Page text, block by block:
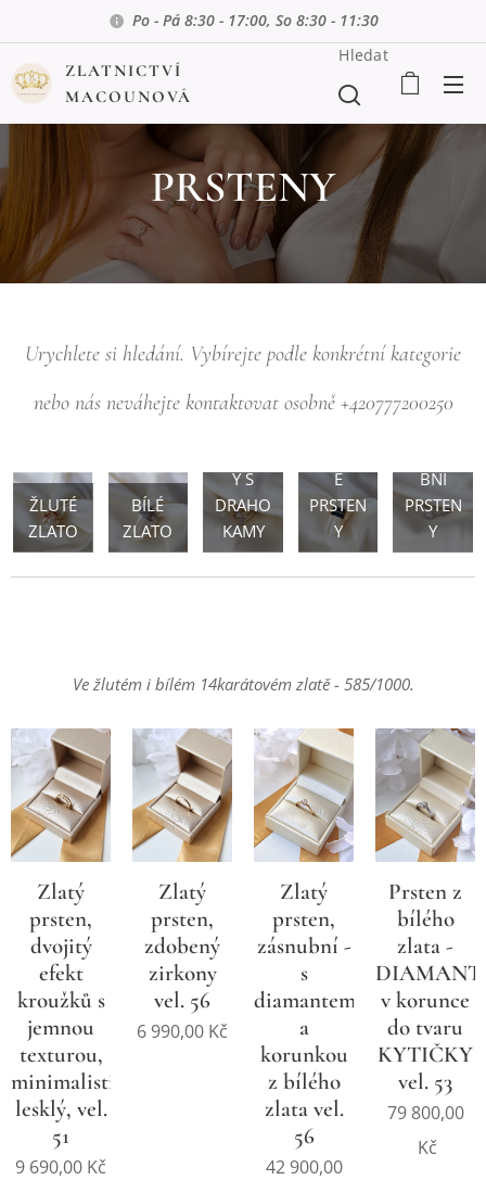
Po - Pá 8:30 - 17:00, So 8:30 - 11:30
ZLATNICTVÍ
MACOUNOVÁ
Hledat
PRSTENY
Urychlete si hledání. Vybírejte podle konkrétní kategorie
nebo nás neváhejte kontaktovat osobně +420777200250
ŽLUTÉ
ZLATO
BÍLÉ
ZLATO
Y S
DRAHO
KAMY
É
PRSTEN
Y
BNÍ
PRSTEN
Y
Ve žlutém i bílém 14karátovém zlatě - 585/1000.
Zlatý
prsten,
dvojitý
efekt
kroužků s
jemnou
texturou,
minimalistický,
lesklý, vel.
51
9 690,00 Kč
Zlatý
prsten,
zdobený
zirkony
vel. 56
6 990,00 Kč
Zlatý
prsten,
zásnubní -
s
diamantem
a
korunkou
z bílého
zlata vel.
56
42 900,00
Prsten z
bílého
zlata -
v korunce
do tvaru
KYTIČKY
vel. 53
79 800,00
Kč